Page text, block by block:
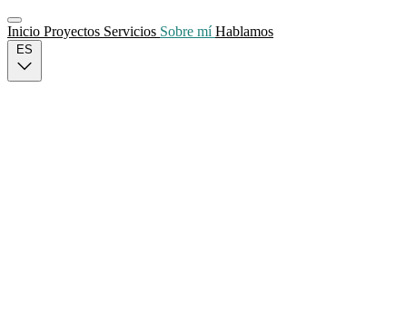
Inicio Proyectos Servicios Sobre mí Hablamos
ES